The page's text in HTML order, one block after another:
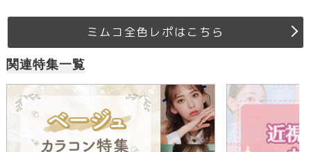
ミムコ全色レポはこちら
関連特集一覧